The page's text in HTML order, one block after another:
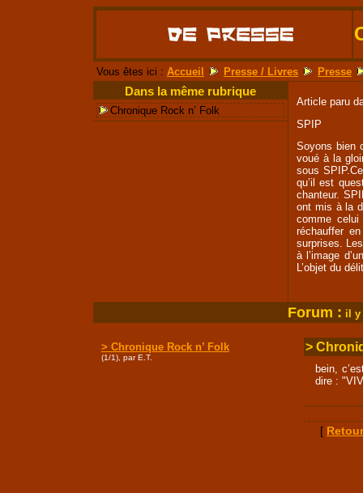
Vous êtes ici : Accueil Presse / Livres Presse
Dans la même rubrique
Chronique Rock n’ Folk
Article paru
SPIP
Soyons bien
voué à la
sous
qu’il est
chanteur.
ont mis à la
comme
réchauffer
surprises.
à l’image
L’objet du
Forum : i l
> Chronique Rock n’ Folk
(1/1), par E.T.
>
bein,
dire :
[